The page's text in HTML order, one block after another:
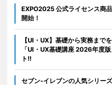
EXPO2025 公式ライセンス商
開始！
【UI・UX】基礎から実務まで
「UI・UX基礎講座 2026年度
ト!!
セブン‐イレブンの人気シリー